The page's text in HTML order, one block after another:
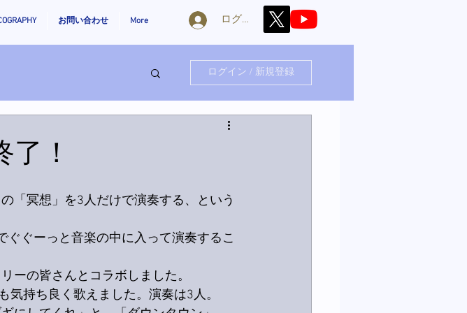
お問い合わせ More ログイン
ログイン / 新規登録
了！
「冥想」を3人だけで演奏する、という
ぐーっと音楽の中に入って演奏するこ
ーの皆さんとコラボしました。
気持ち良く歌えました。演奏は3人。